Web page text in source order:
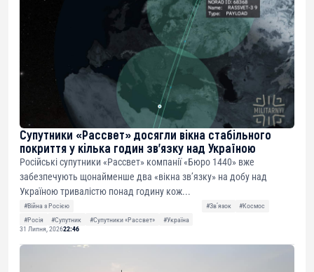
Супутники «Рассвет» досягли вікна стабільного
покриття у кілька годин зв’язку над Україною
Російські супутники «Рассвет» компанії «Бюро 1440» вже
забезпечують щонайменше два «вікна зв’язку» на добу над
Україною тривалістю понад годину кож...
#Війна з Росією #Звʼязок
#Космос
#Росія
#Супутник #Супутники «Рассвет»
#Україна
31 Липня, 202622:46